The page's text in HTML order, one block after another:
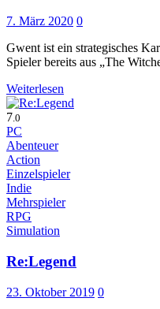
7. März 2020 0
Gwent ist ein strategisches
Spieler bereits aus „The
Weiterlesen
7.0
PC
Abenteuer
Action
Einzelspieler
Indie
Mehrspieler
RPG
Simulation
Re:Legend
23. Oktober 2019 0